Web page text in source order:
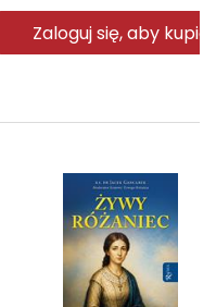
Zaloguj się, aby kupić